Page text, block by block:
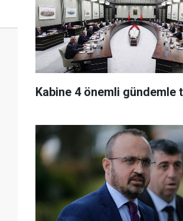
Kabine 4 önemli gündemle